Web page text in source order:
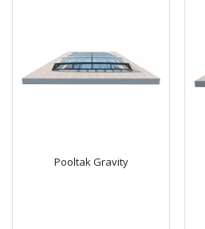
Pooltak Gravity